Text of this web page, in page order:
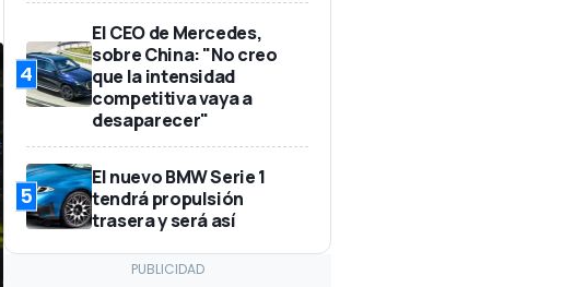
4
El CEO de Mercedes,
sobre China: "No creo
que la intensidad
competitiva vaya a
desaparecer"
5
El nuevo BMW Serie 1
tendrá propulsión
trasera y será así